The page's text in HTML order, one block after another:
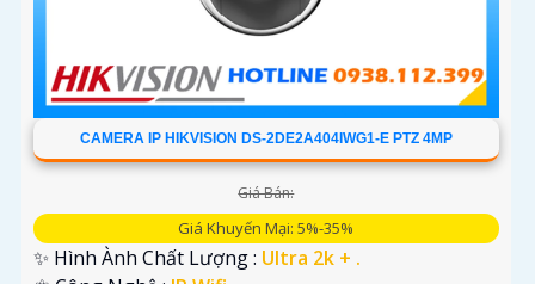
CAMERA IP HIKVISION DS-2DE2A404IWG1-E PTZ 4MP
Giá Bán:
Giá Khuyến Mại: 5%-35%
✨ Hình Ành Chất Lượng : Ultra 2k + .